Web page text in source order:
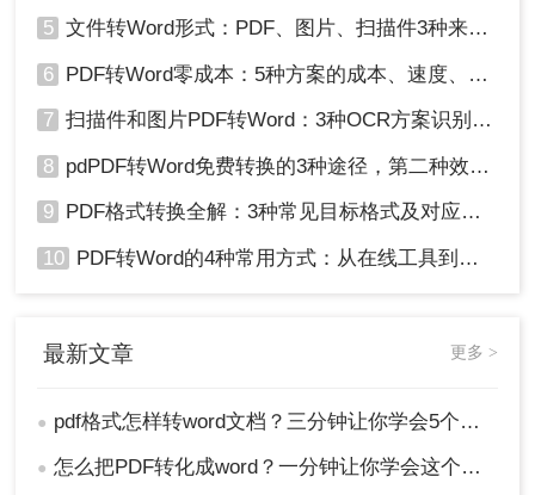
转换前后效果对比：
方法四：使用WPS软件直接进行转换
操作步骤如下：
换”按键，点击进去；在跳转的菜单中，我们需要找
5 文件转Word形式：PDF、图片、扫描件3种来源分别怎么处理！
6 PDF转Word零成本：5种方案的成本、速度、精度对比！
7 扫描件和图片PDF转Word：3种OCR方案识别率实测！
8 pdPDF转Word免费转换的3种途径，第二种效率最高！
9 PDF格式转换全解：3种常见目标格式及对应操作方法！
10 PDF转Word的4种常用方式：从在线工具到桌面软件全梳理！
最新文章 更多 >
● pdf格式怎样转word文档？三分钟让你学会5个好用方法！
● 怎么把PDF转化成word？一分钟让你学会这个好用方法！